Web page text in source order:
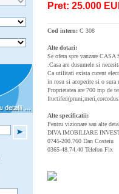
Pret: 25.000
Cod intern: C 308
Alte dotari:
Se ofera spre vanzare
.Casa are dusumele si
Ca utilitati exista curent
in rosu si acoperite si o sura
Proprietatea are 700 mp de
Alte specificatii:
Pentru vizionare sau alte
DIVA IMOBILIARE
0745-200.760 Dan Costeiu
0365-48.74.40 Telefon Fix